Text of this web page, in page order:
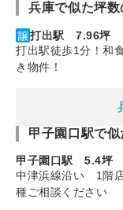
兵庫で似た坪数
打出駅 7.96坪
打出駅徒歩1分！和
き物件！
甲子園口駅で
甲子園口駅 5.4坪
中津浜線沿い 1階
種ご相談ください